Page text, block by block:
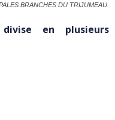
BRANCHES DU TRIJUMEAU.
en plusieurs